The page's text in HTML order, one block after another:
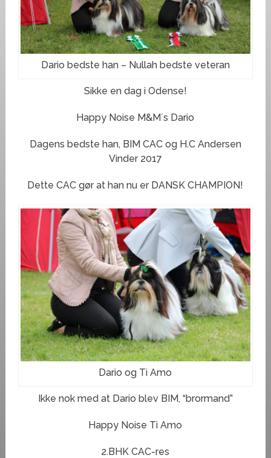
Dario bedste han – Nullah bedste veteran
Sikke en dag i Odense!
Happy Noise M&M´s Dario
Dagens bedste han, BIM CAC og H.C Andersen
Vinder 2017
Dette CAC gør at han nu er DANSK CHAMPION!
Dario og Ti Amo
Ikke nok med at Dario blev BIM, “brormand”
Happy Noise Ti Amo
2.BHK CAC-res